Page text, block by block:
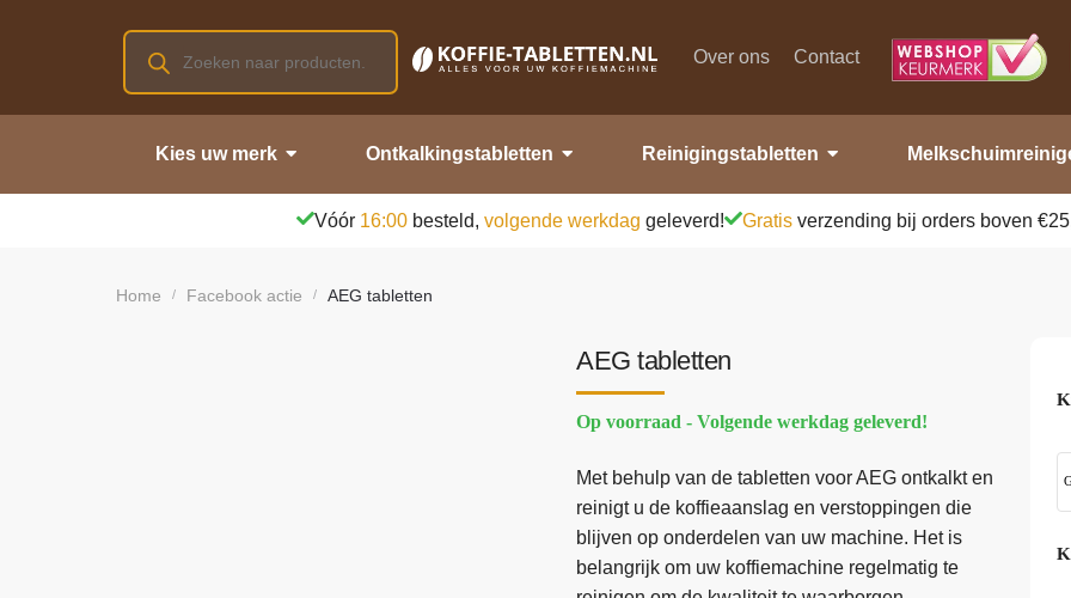
Over ons Contact
Kies uw merk Ontkalkingstabletten Reinigingstabletten
Vóór 16:00 besteld, volgende werkdag geleverd! Gratis verzending bij orders boven
Home / Facebook actie / AEG tabletten
AEG tabletten
Op voorraad - Volgende werkdag geleverd!
Met behulp van de tabletten voor AEG ontkalkt en
reinigt u de koffieaanslag en verstoppingen die
blijven op onderdelen van uw machine. Het is
belangrijk om uw koffiemachine regelmatig te